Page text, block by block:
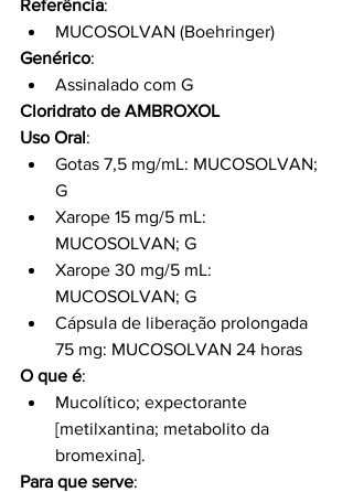
Referência:
MUCOSOLVAN (Boehringer)
Genérico:
Assinalado com G
Cloridrato de AMBROXOL
Uso Oral:
Gotas 7,5 mg/mL: MUCOSOLVAN;
G
Xarope 15 mg/5 mL:
MUCOSOLVAN; G
Xarope 30 mg/5 mL:
MUCOSOLVAN; G
Cápsula de liberação prolongada
75 mg: MUCOSOLVAN 24 horas
O que é:
Mucolítico; expectorante
[metilxantina; metabolito da
bromexina].
Para que serve: